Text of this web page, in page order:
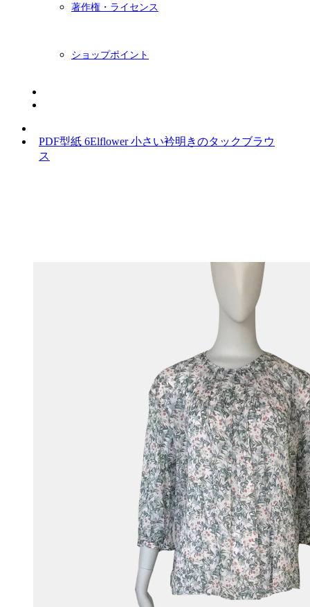
著作権・ライセンス
ショップポイント
PDF型紙 6Elflower 小さい衿明きのタックブラウ
ス